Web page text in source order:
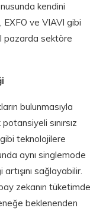
kendini
EXFO ve VIAVI gibi
pazarda sektöre
bulunmasıyla
sınırsız
gibi teknolojilere
aynı singlemode
sağlayabilir.
zekanın tüketimde
beklenenden